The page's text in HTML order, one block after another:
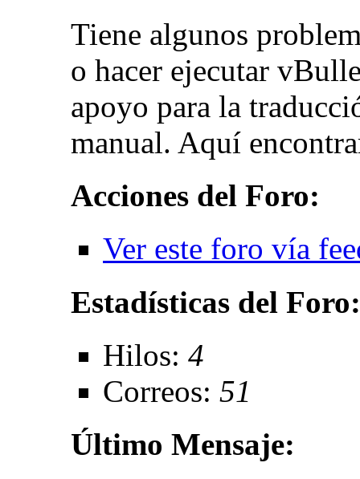
Tiene algunos
o hacer ejecutar
apoyo para la
manual. Aquí
Acciones del Foro:
Ver este foro vía
Estadísticas del Foro:
Hilos: 4
Correos: 51
Último Mensaje: